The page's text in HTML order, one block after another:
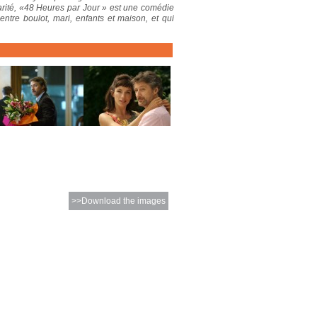
«48 Heures par Jour » est une comédie
boulot, mari, enfants et maison, et qui
>>Download the images